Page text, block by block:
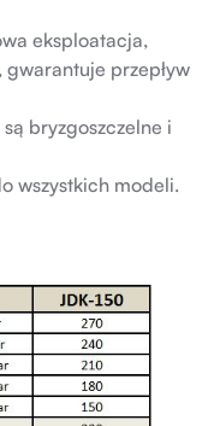
eksploatacja,
gwarantuje przepływ
bryzgoszczelne i
wszystkich modeli.